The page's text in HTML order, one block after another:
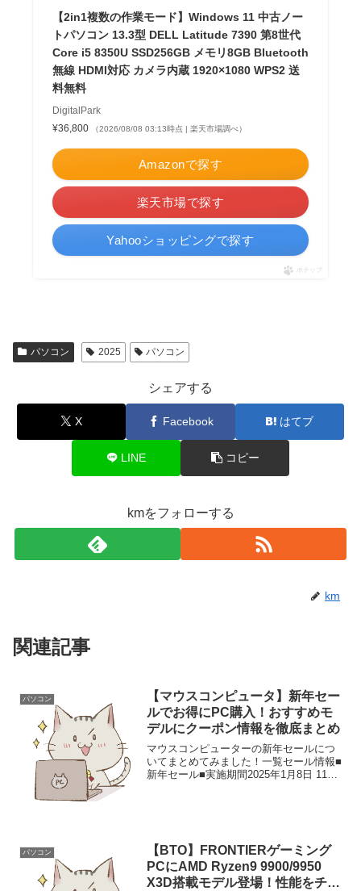
【2in1複数の作業モード】Windows 11 中古ノー
トパソコン 13.3型 DELL Latitude 7390 第8世代
Core i5 8350U SSD256GB メモリ8GB Bluetooth
無線 HDMI対応 カメラ内蔵 1920×1080 WPS2 送
料無料
DigitalPark
¥36,800
（2026/08/08 03:13時点 | 楽天市場調べ）
Amazonで探す
楽天市場で探す
Yahooショッピングで探す
ポチップ
パソコン 2025 パソコン
シェアする
X Facebook はてブ
LINE コピー
kmをフォローする
km
関連記事
パソコン
【マウスコンピュータ】新年セー
ルでお得にPC購入！おすすめモ
デルにクーポン情報を徹底まとめ
マウスコンピューターの新年セールにつ
いてまとめてみました！一覧セール情報■
新年セール■実施期間2025年1月8日 11時
パソコン
【BTO】FRONTIERゲーミング
PCにAMD Ryzen9 9900/9950
X3D搭載モデル登場！性能をチェ